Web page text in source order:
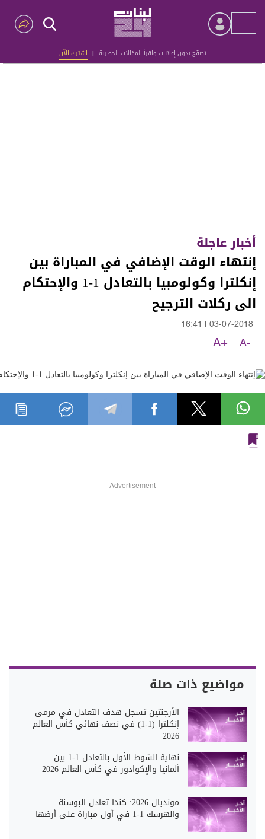
تصفّح بدون إعلانات واقرأ المقالات الحصرية | اشترك الآن
Advertisement
أخبار عاجلة
إنتهاء الوقت الإضافي في المباراة بين
إنكلترا وكولومبيا بالتعادل 1-1 والإحتكام
الى ركلات الترجيح
03-07-2018
16:41
A-
A+
Advertisement
مواضيع ذات صلة
الأرجنتين تسجل هدف التعادل في مرمى
إنكلترا (1-1) في نصف نهائي كأس العالم
2026
نهاية الشوط الأول بالتعادل 1-1 بين
ألمانيا والإكوادور في كأس العالم 2026
مونديال 2026: كندا تعادل البوسنة
والهرسك 1-1 في أول مباراة على أرضها